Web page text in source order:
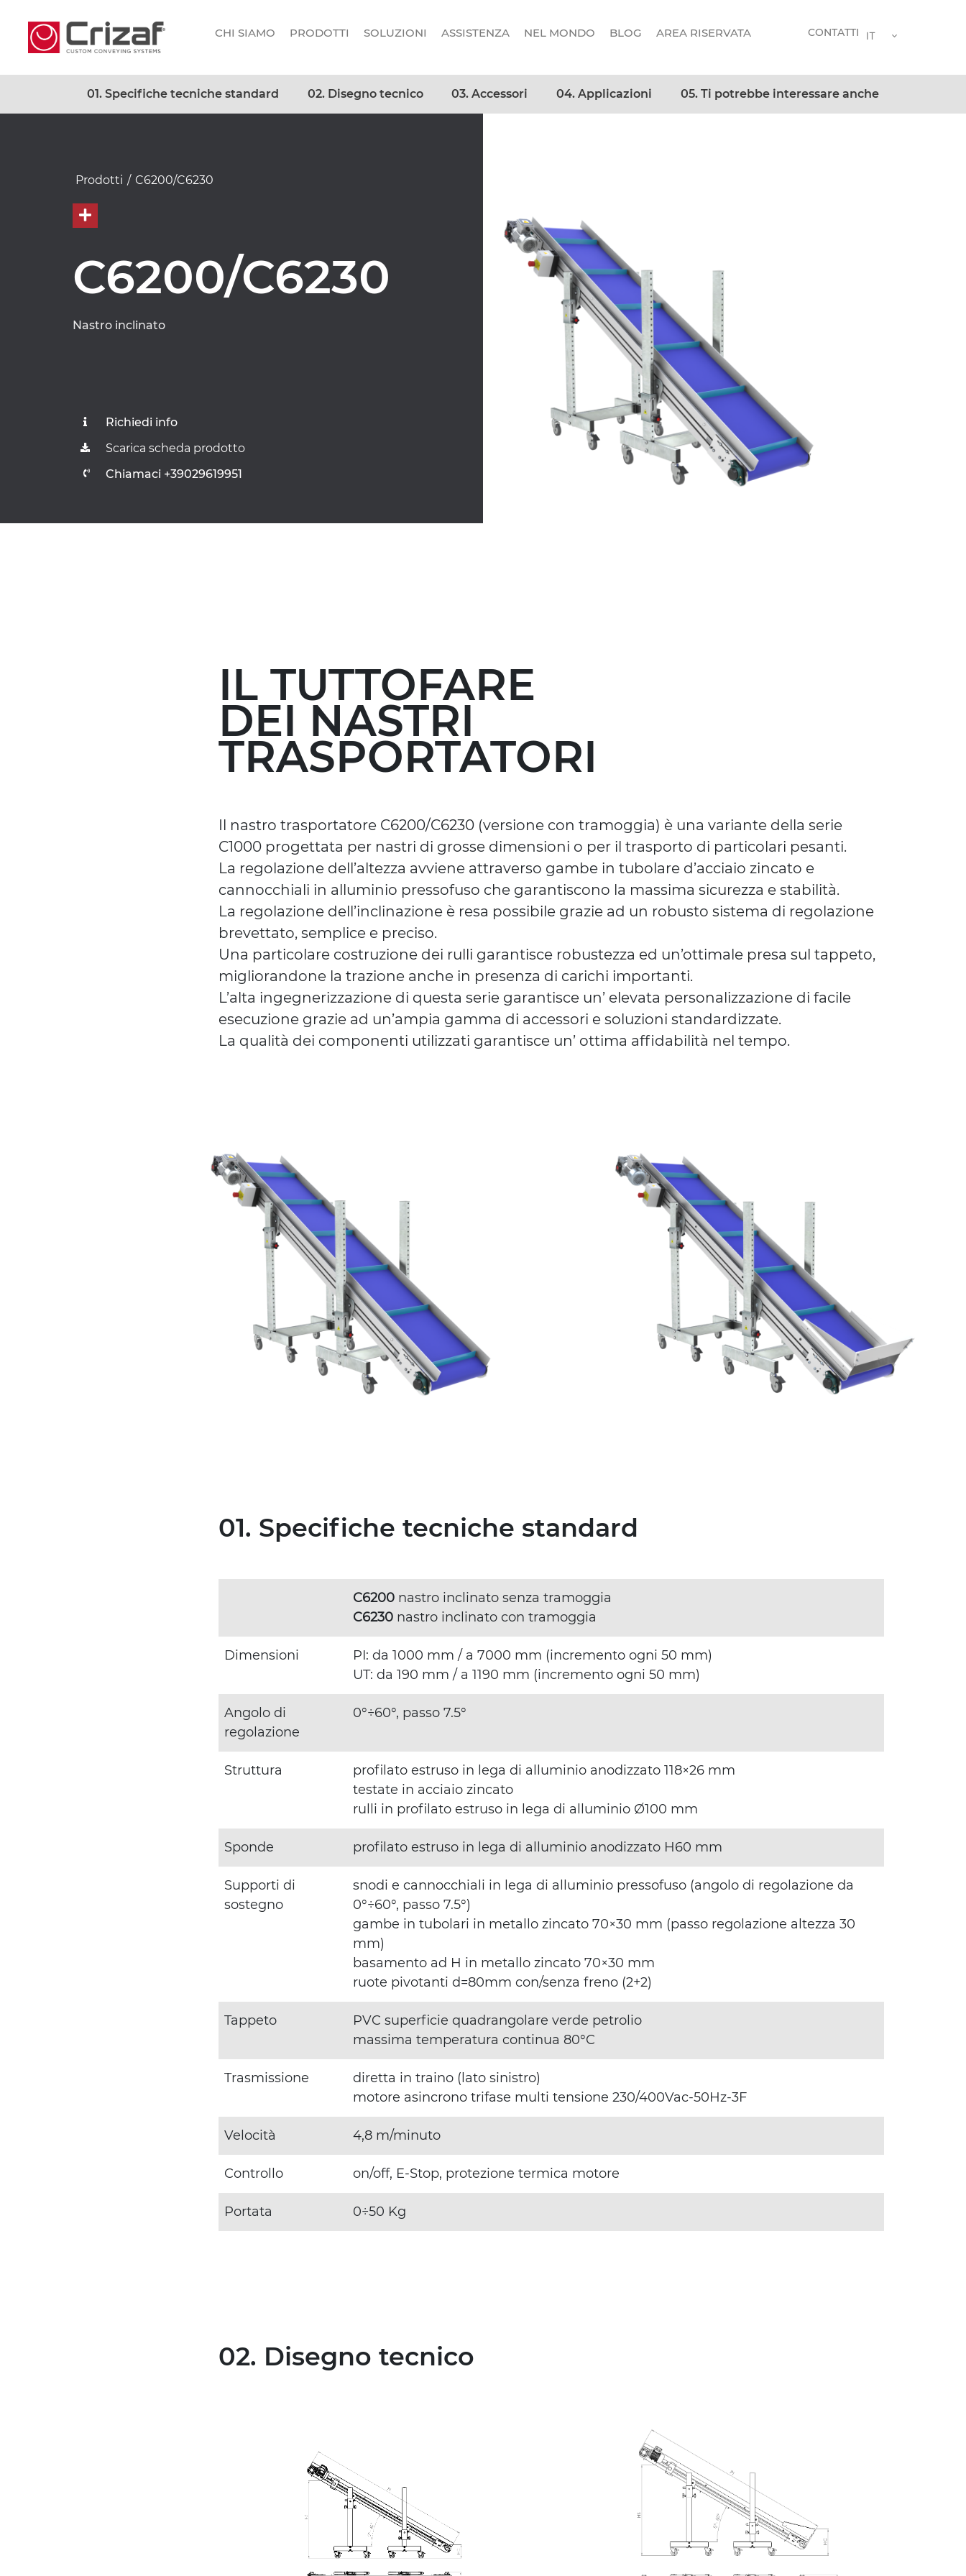
CHI SIAMO PRODOTTI SOLUZIONI ASSISTENZA NEL MONDO BLOG AREA RISERVATA CONTATTI IT
01. Specifiche tecniche standard 02. Disegno tecnico 03. Accessori 04. Applicazioni 05. Ti potrebbe interessare anche
Prodotti / C6200/C6230
C6200/C6230
Nastro inclinato
Richiedi info
Scarica scheda prodotto
Chiamaci +39029619951
IL TUTTOFARE
DEI NASTRI
TRASPORTATORI
Il nastro trasportatore C6200/C6230 (versione con tramoggia) è una variante della serie
C1000 progettata per nastri di grosse dimensioni o per il trasporto di particolari pesanti.
La regolazione dell’altezza avviene attraverso gambe in tubolare d’acciaio zincato e
cannocchiali in alluminio pressofuso che garantiscono la massima sicurezza e stabilità.
La regolazione dell’inclinazione è resa possibile grazie ad un robusto sistema di regolazione
brevettato, semplice e preciso.
Una particolare costruzione dei rulli garantisce robustezza ed un’ottimale presa sul tappeto,
migliorandone la trazione anche in presenza di carichi importanti.
L’alta ingegnerizzazione di questa serie garantisce un’ elevata personalizzazione di facile
esecuzione grazie ad un’ampia gamma di accessori e soluzioni standardizzate.
La qualità dei componenti utilizzati garantisce un’ ottima affidabilità nel tempo.
01. Specifiche tecniche standard
C6200 nastro inclinato senza tramoggia
C6230 nastro inclinato con tramoggia
Dimensioni
PI: da 1000 mm / a 7000 mm (incremento ogni 50 mm)
UT: da 190 mm / a 1190 mm (incremento ogni 50 mm)
Angolo di
regolazione
0°÷60°, passo 7.5°
Struttura
profilato estruso in lega di alluminio anodizzato 118×26 mm
testate in acciaio zincato
rulli in profilato estruso in lega di alluminio Ø100 mm
Sponde profilato estruso in lega di alluminio anodizzato H60 mm
Supporti di
sostegno
snodi e cannocchiali in lega di alluminio pressofuso (angolo di regolazione da
0°÷60°, passo 7.5°)
gambe in tubolari in metallo zincato 70×30 mm (passo regolazione altezza 30
mm)
basamento ad H in metallo zincato 70×30 mm
ruote pivotanti d=80mm con/senza freno (2+2)
Tappeto
PVC superficie quadrangolare verde petrolio
massima temperatura continua 80°C
Trasmissione
diretta in traino (lato sinistro)
motore asincrono trifase multi tensione 230/400Vac-50Hz-3F
Velocità 4,8 m/minuto
Controllo on/off, E-Stop, protezione termica motore
Portata 0÷50 Kg
02. Disegno tecnico